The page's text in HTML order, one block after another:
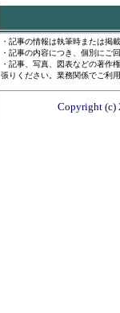
・記事の情報は執筆時または掲
・記事の内容につき、個別にご
・記事、写真、図表などの著作
張りください。業務関係でご利
Copyright (c)